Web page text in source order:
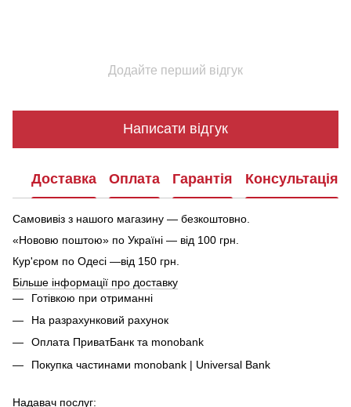
Додайте перший відгук
Написати відгук
Доставка Оплата Гарантія Консультація
Самовивіз з нашого магазину — безкоштовно.
«Нововю поштою» по Україні — від 100 грн.
Кур'єром по Одесі —від 150 грн.
Більше інформації про доставку
Готівкою при отриманні
На разрахунковий рахунок
Оплата ПриватБанк та monobank
Покупка частинами monobank | Universal Bank
Надавач послуг: